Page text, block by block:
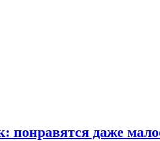
понравятся даже